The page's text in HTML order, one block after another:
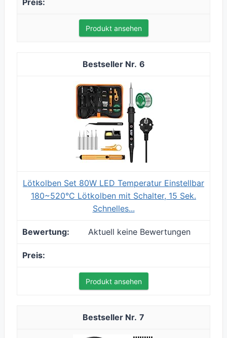
Produkt ansehen
6
Lötkolben Set 80W LED Temperatur Einstellbar
180~520°C Lötkolben mit Schalter, 15 Sek.
Schnelles...
Aktuell keine Bewertungen
Produkt ansehen
7